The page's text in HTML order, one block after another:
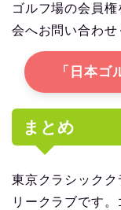
ゴルフ場の会員
会へお問い合わせ
「日本ゴ
まとめ
東京クラシックク
リークラブです